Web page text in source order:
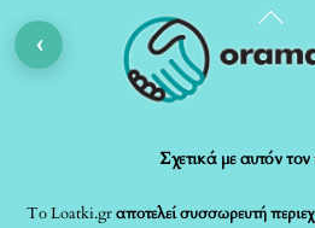
Back
To
Σχετικά με αυτόν
Το Loatki.grαποτελεί συσσωρευτή
‹